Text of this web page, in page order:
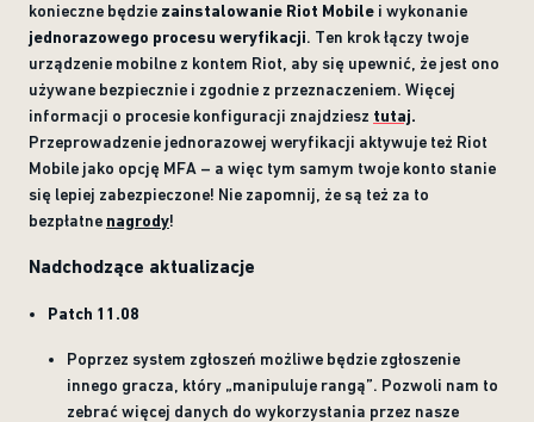
konieczne będzie zainstalowanie Riot Mobile i wykonanie
jednorazowego procesu weryfikacji. Ten krok łączy twoje
urządzenie mobilne z kontem Riot, aby się upewnić, że jest ono
używane bezpiecznie i zgodnie z przeznaczeniem. Więcej
informacji o procesie konfiguracji znajdziesz tutaj.
Przeprowadzenie jednorazowej weryfikacji aktywuje też Riot
Mobile jako opcję MFA – a więc tym samym twoje konto stanie
się lepiej zabezpieczone! Nie zapomnij, że są też za to
bezpłatne nagrody!
Nadchodzące aktualizacje
Patch 11.08
Poprzez system zgłoszeń możliwe będzie zgłoszenie
innego gracza, który „manipuluje rangą”. Pozwoli nam to
zebrać więcej danych do wykorzystania przez nasze